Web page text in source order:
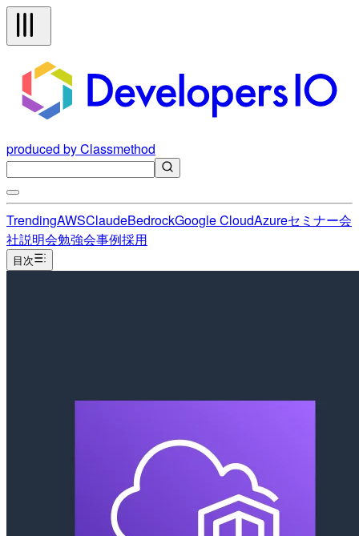
produced by Classmethod
TrendingAWSClaudeBedrockGoogle CloudAzureセミナー会
社説明会勉強会事例採用
目次